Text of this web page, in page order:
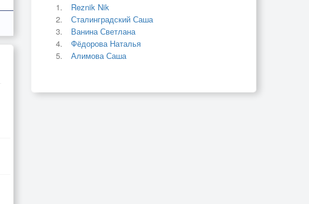
Reznik Nik
Сталинградский Саша
Ванина Светлана
Фёдорова Наталья
Алимова Саша